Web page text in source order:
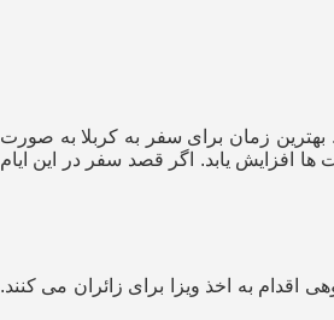
بهترین زمان برای سفر به کربلا به صورت
افزایش یابد. اگر قصد سفر در این ایام
به اخذ ویزا برای زائران می‌ کنند.